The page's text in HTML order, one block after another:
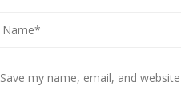
Save my name, email, and